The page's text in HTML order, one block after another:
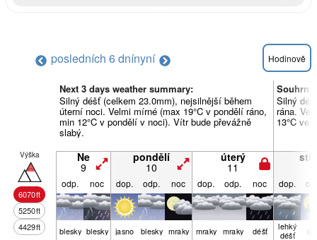
posledních 6 dnínyní Hodinově
Next 3 days weather summary:
Silný déšť (celkem 23.0mm), nejsilnější během
úterní noci. Velmi mírné (max 19°C v pondělí ráno,
min 12°C v pondělí v noci). Vítr bude převážně
slabý.
Souhrn
Silný
rána.
13°C ve
Výška
6070ft
5250ft
4429ft
Ne
9
pondělí
10
úterý
11
odp. noc dop. odp. noc dop. odp. noc dop.
blesky blesky jasno blesky mraky mraky mraky déšť lehký
déšť